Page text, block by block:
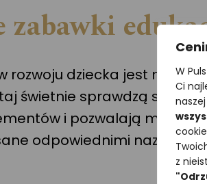
W
Ci
z
zabawki
rozwoju dziecka jest nauka
świetnie sprawdzą się
i pozwalają
odpowiednimi nazwami,